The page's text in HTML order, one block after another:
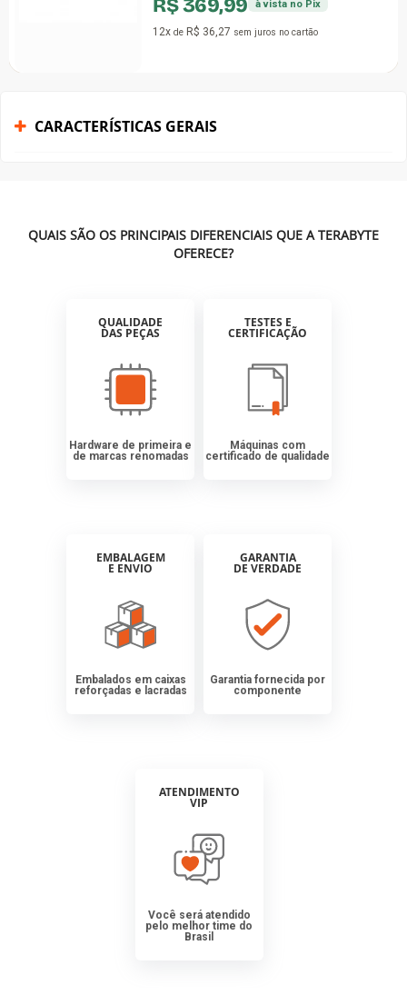
à vista no Pix
sem juros no cartão
CARACTERÍSTICAS GERAIS
QUAIS SÃO OS PRINCIPAIS DIFERENCIAIS QUE A TERABYTE
OFERECE?
QUALIDADE
DAS PEÇAS
Hardware de primeira e
de marcas renomadas
TESTES E
CERTIFICAÇÃO
Máquinas com
certificado de qualidade
EMBALAGEM
E ENVIO
Embalados em caixas
reforçadas e lacradas
GARANTIA
DE VERDADE
Garantia fornecida por
componente
ATENDIMENTO
VIP
Você será atendido
pelo melhor time do
Brasil